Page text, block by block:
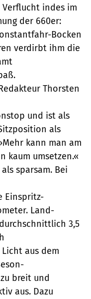
indes im
der 660er:
Bocken
verdirbt ihm die
Thorsten
und ist als
als
kann man am
kaum umsetzen.«
sparsam. Bei
Einspritz-
Land-
3,5
aus dem
breit und
aus. Dazu